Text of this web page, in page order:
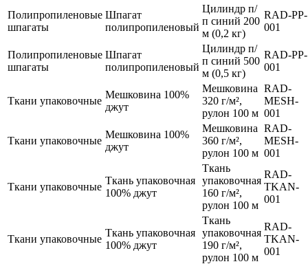
Полипропиленовые
шпагаты
Шпагат
полипропиленовый
Цилиндр п/
п синий 200
м (0,2 кг)
RAD-PP-
001
Полипропиленовые
шпагаты
Шпагат
полипропиленовый
Цилиндр п/
п синий 500
м (0,5 кг)
RAD-PP-
001
Ткани упаковочные
Мешковина 100%
джут
Мешковина
320 г/м²,
рулон 100 м
RAD-
MESH-
001
Ткани упаковочные
Мешковина 100%
джут
Мешковина
360 г/м²,
рулон 100 м
RAD-
MESH-
001
Ткани упаковочные
Ткань упаковочная
100% джут
Ткань
упаковочная
160 г/м²,
рулон 100 м
RAD-
TKAN-
001
Ткани упаковочные
Ткань упаковочная
100% джут
Ткань
упаковочная
190 г/м²,
рулон 100 м
RAD-
TKAN-
001